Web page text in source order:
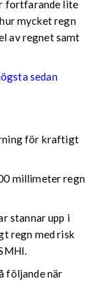
fortfarande lite
mycket regn
av regnet samt
sedan
för kraftigt
millimeter regn
stannar upp i
regn med risk
följande när